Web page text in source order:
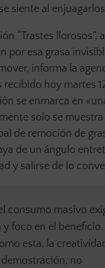
siente al
“Trastes llorosos”,
por esa grasa
informa la
hoy martes
se enmarca en
solo se muestra
de remoción de
de un ángulo
y salirse de lo
consumo masivo
foco en el beneficio.
esta, la
no